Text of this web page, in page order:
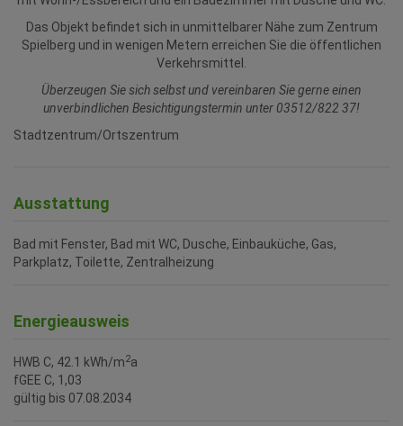
Das Objekt befindet sich in unmittelbarer Nähe zum Zentrum
Spielberg und in wenigen Metern erreichen Sie die öffentlichen
Verkehrsmittel.
Überzeugen Sie sich selbst und vereinbaren Sie gerne einen
unverbindlichen Besichtigungstermin unter 03512/822 37!
Stadtzentrum/Ortszentrum
Parkplatz Toilette Zentralheizung
fGEE C, 1,03
gültig bis 07.08.2034